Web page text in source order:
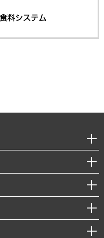
料システム